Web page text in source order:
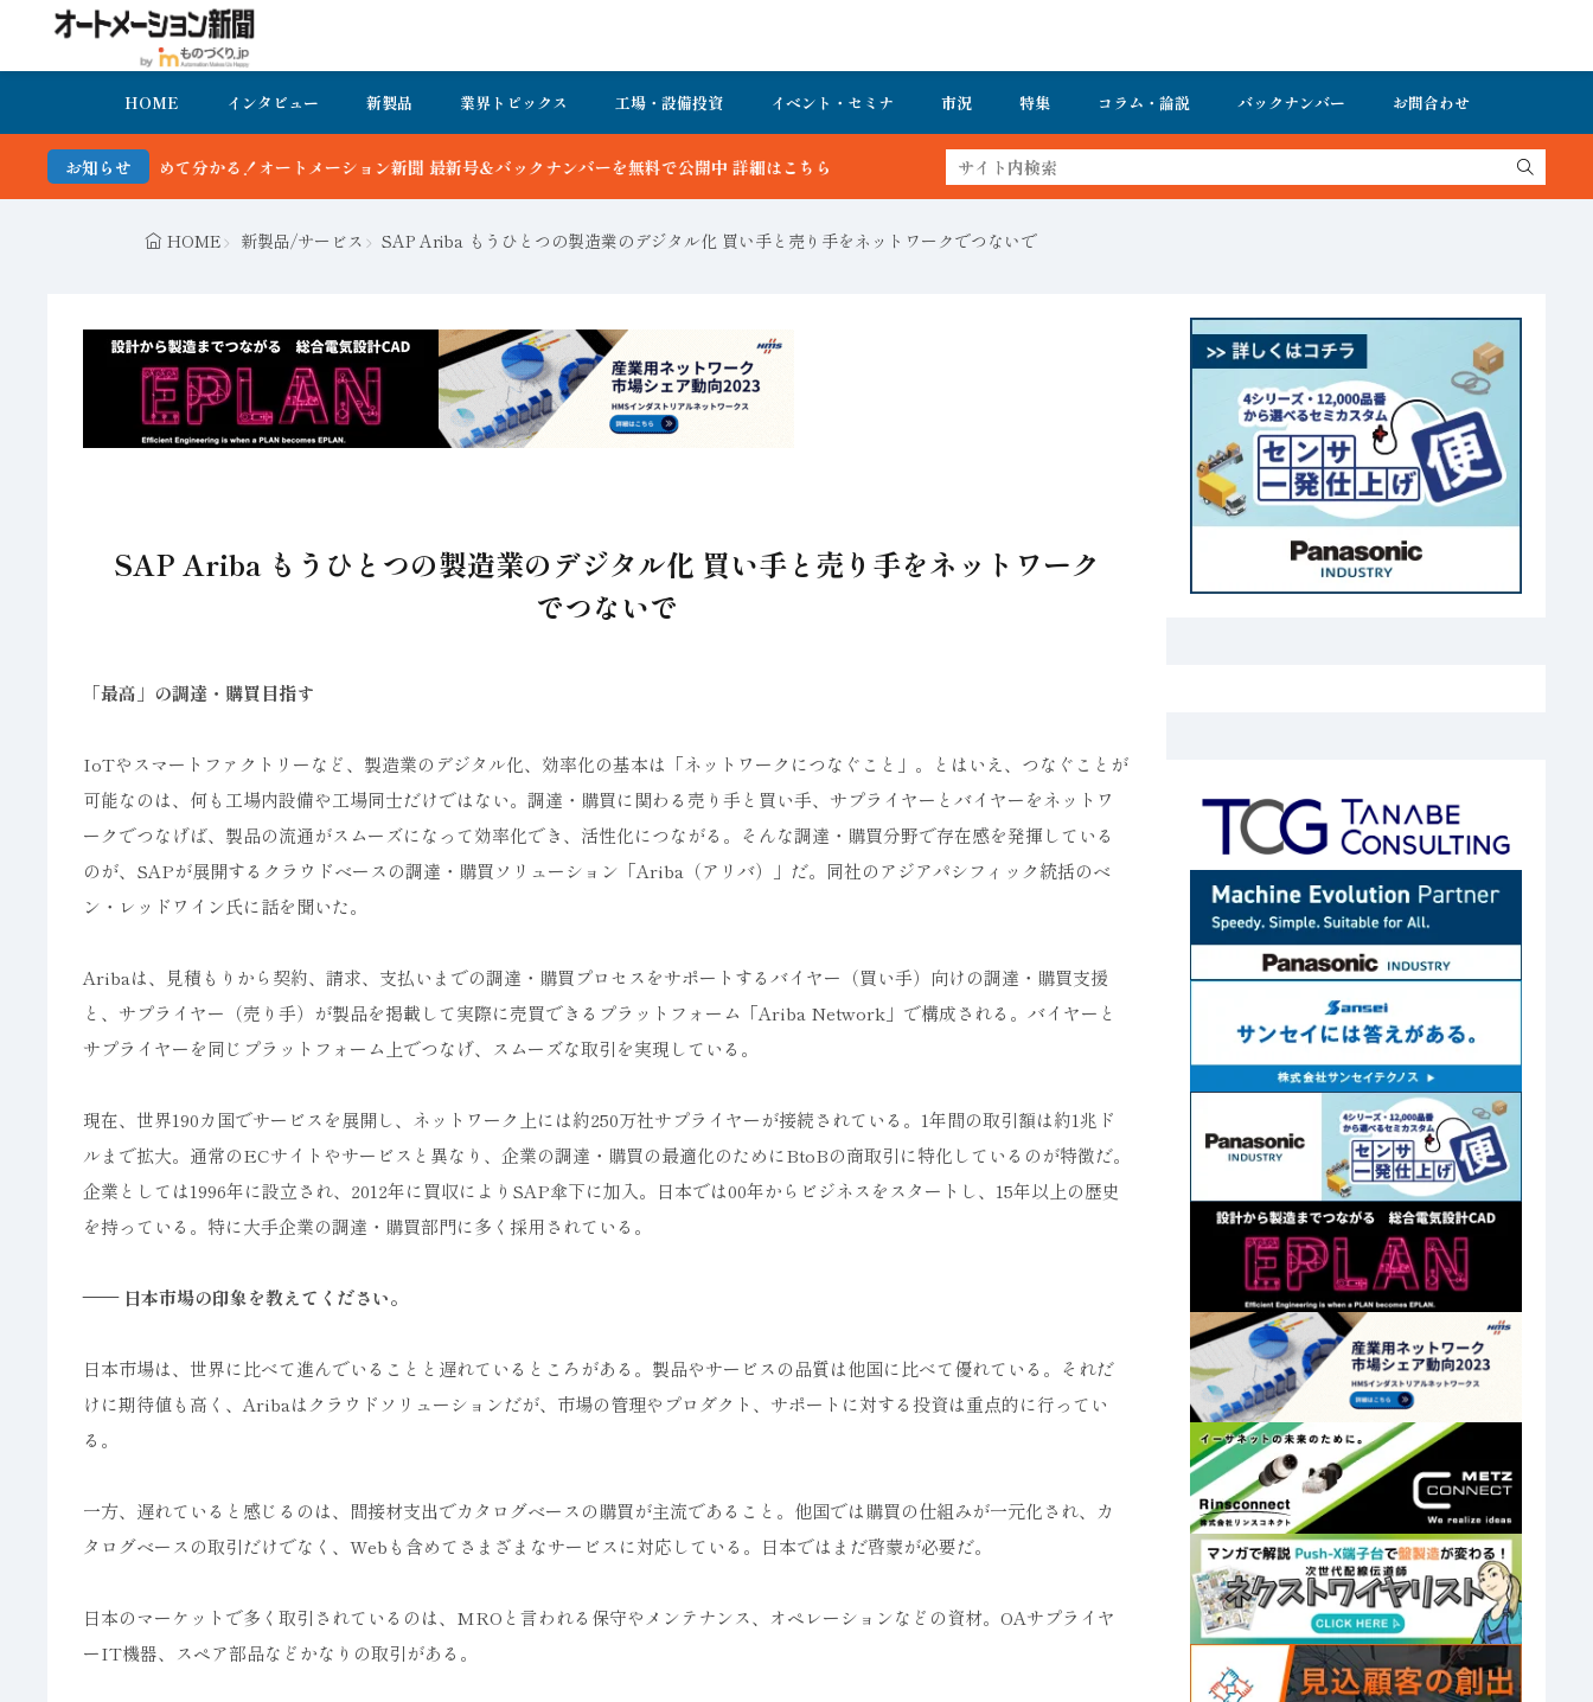
HOME インタビュー 新製品 業界トピックス 工場・設備投資 イベント・セミナ 市況 特集 コラム・論説 バックナンバー お問合わせ
お知らせ
！オートメーション新聞 最新号＆バックナンバーを無料で公開中 詳細はこちら
HOME 新製品/サービス SAP Ariba もうひとつの製造業のデジタル化 買い手と売り手をネットワークでつないで
SAP Ariba もうひとつの製造業のデジタル化 買い手と売り手をネットワーク
でつないで
「最高」の調達・購買目指す
IoTやスマートファクトリーなど、製造業のデジタル化、効率化の基本は「ネットワークにつなぐこと」。とはいえ、つなぐことが
可能なのは、何も工場内設備や工場同士だけではない。調達・購買に関わる売り手と買い手、サプライヤーとバイヤーをネットワ
ークでつなげば、製品の流通がスムーズになって効率化でき、活性化につながる。そんな調達・購買分野で存在感を発揮している
のが、SAPが展開するクラウドベースの調達・購買ソリューション「Ariba（アリバ）」だ。同社のアジアパシフィック統括のベ
ン・レッドワイン氏に話を聞いた。
Aribaは、見積もりから契約、請求、支払いまでの調達・購買プロセスをサポートするバイヤー（買い手）向けの調達・購買支援
と、サプライヤー（売り手）が製品を掲載して実際に売買できるプラットフォーム「Ariba Network」で構成される。バイヤーと
サプライヤーを同じプラットフォーム上でつなげ、スムーズな取引を実現している。
現在、世界190カ国でサービスを展開し、ネットワーク上には約250万社サプライヤーが接続されている。1年間の取引額は約1兆ド
ルまで拡大。通常のECサイトやサービスと異なり、企業の調達・購買の最適化のためにBtoBの商取引に特化しているのが特徴だ。
企業としては1996年に設立され、2012年に買収によりSAP傘下に加入。日本では00年からビジネスをスタートし、15年以上の歴史
を持っている。特に大手企業の調達・購買部門に多く採用されている。
—— 日本市場の印象を教えてください。
日本市場は、世界に比べて進んでいることと遅れているところがある。製品やサービスの品質は他国に比べて優れている。それだ
けに期待値も高く、Aribaはクラウドソリューションだが、市場の管理やプロダクト、サポートに対する投資は重点的に行ってい
る。
一方、遅れていると感じるのは、間接材支出でカタログベースの購買が主流であること。他国では購買の仕組みが一元化され、カ
タログベースの取引だけでなく、Webも含めてさまざまなサービスに対応している。日本ではまだ啓蒙が必要だ。
日本のマーケットで多く取引されているのは、MROと言われる保守やメンテナンス、オペレーションなどの資材。OAサプライヤ
ーIT機器、スペア部品などかなりの取引がある。